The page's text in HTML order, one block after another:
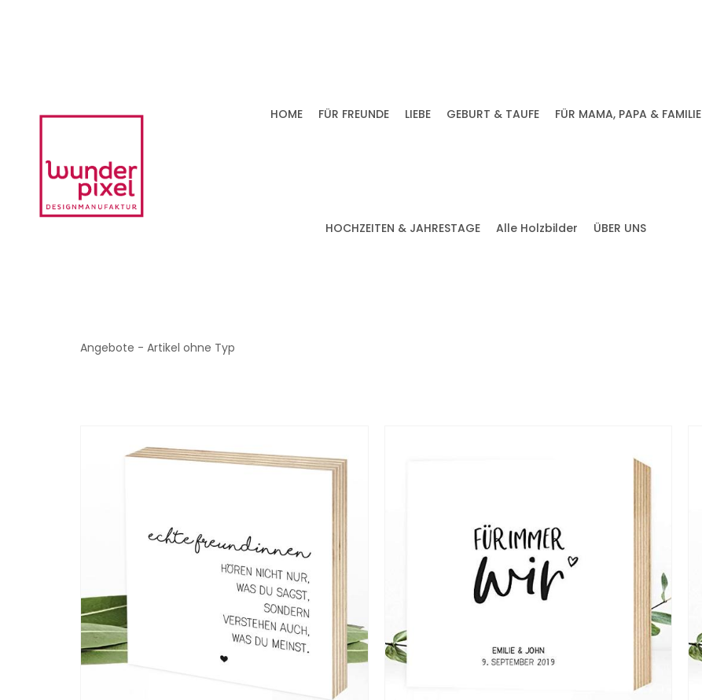
HOME FÜR FREUNDE LIEBE GEBURT & TAUFE FÜR MAMA, PAPA & FAMILIE
HOCHZEITEN & JAHRESTAGE Alle Holzbilder ÜBER UNS
Angebote - Artikel ohne Typ